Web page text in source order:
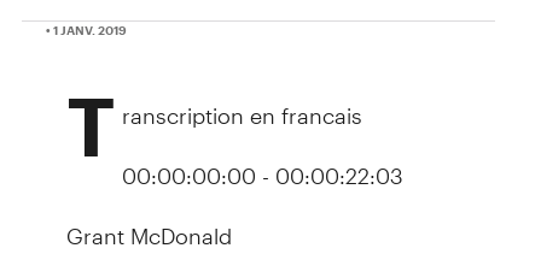
• 1 JANV. 2019
T ranscription en francais
00:00:00:00 - 00:00:22:03
Grant McDonald